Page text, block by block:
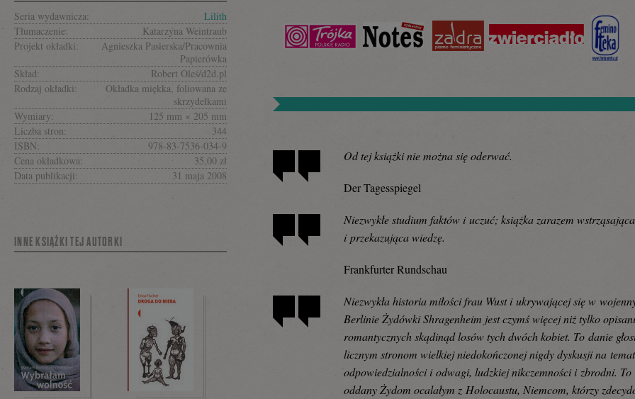
na
Od tej książki nie można się oderwać.
Der Tagesspiegel
Niezwykłe studium faktów i uczuć; książka zarazem wstrząsająca
i przekazująca wiedzę.
Frankfurter Rundschau
Niezwykła historia miłości frau Wust i ukrywającej się w
Berlinie Żydówki Shragenheim jest czymś więcej niż tylko
romantycznych skądinąd losów tych dwóch kobiet. To danie
licznym stronom wielkiej niedokończonej nigdy dyskusji na temat
odpowiedzialności i odwagi, ludzkiej nikczemności i zbrodni. To
oddany Żydom ocalałym z Holocaustu, Niemcom, którzy
Seria wydawnicza:
Lilith
Tłumaczenie:
Katarzyna Weintraub
Projekt okładki:
Agnieszka Pasierska/Pracownia
Papierówka
Skład:
Robert Oleś/d2d.pl
Rodzaj okładki:
Okładka miękka, foliowana ze
skrzydełkami
Wymiary:
125 mm × 205 mm
Liczba stron:
344
ISBN:
978-83-7536-034-9
Cena okładkowa:
35,00 zł
Data publikacji:
31 maja 2008
INNE KSIĄŻKI TEJ AUTORKI